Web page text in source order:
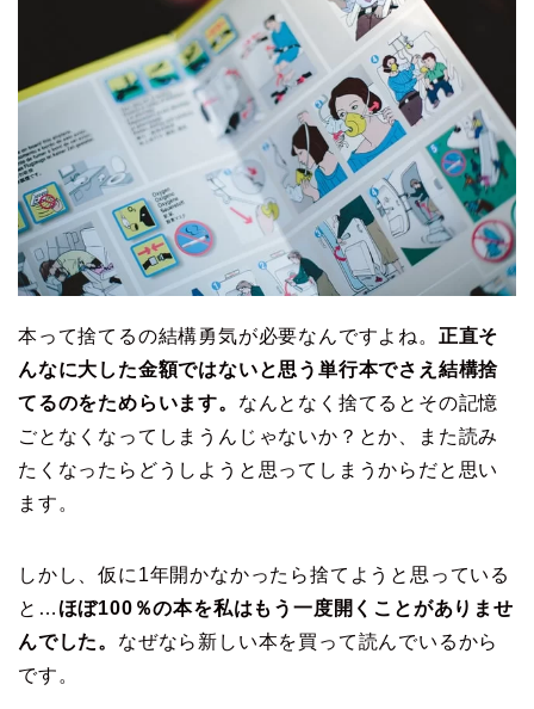
本って捨てるの結構勇気が必要なんですよね。 正直そ
んなに大した金額ではないと思う単行本でさえ結構捨
てるのをためらいます。 なんとなく捨てるとその記憶
ごとなくなってしまうんじゃないか？とか、また読み
たくなったらどうしようと思ってしまうからだと思い
ます。
しかし、仮に1年開かなかったら捨てようと思っている
と… ほぼ100％の本を私はもう一度開くことがありませ
んでした。 なぜなら新しい本を買って読んでいるから
です。